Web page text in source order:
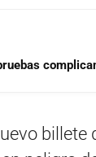
billete